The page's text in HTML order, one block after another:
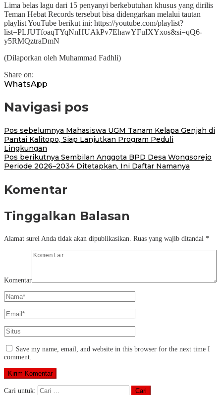
Lima belas lagu dari 15 penyanyi berkebutuhan khusus yang dirilis
Teman Hebat Records tersebut bisa didengarkan melalui tautan
playlist YouTube berikut ini: https://youtube.com/playlist?
list=PLJUTfoaqTYqNnHUAkPv7EhawYFuIXYxos&si=qQ6-
y5RMQztraDmN
(Dilaporkan oleh Muhammad Fadhli)
Share on:
WhatsApp
Navigasi pos
Pos sebelumnya Mahasiswa UGM Tanam Kelapa Genjah di
Pantai Kalitopo, Siap Lanjutkan Program Peduli
Lingkungan
Pos berikutnya Sembilan Anggota BPD Desa Wongsorejo
Periode 2026–2034 Ditetapkan, Ini Daftar Namanya
Komentar
Tinggalkan Balasan
Alamat surel Anda tidak akan dipublikasikan. Ruas yang wajib ditandai *
Komentar
Save my name, email, and website in this browser for the next time I
comment.
Cari untuk: